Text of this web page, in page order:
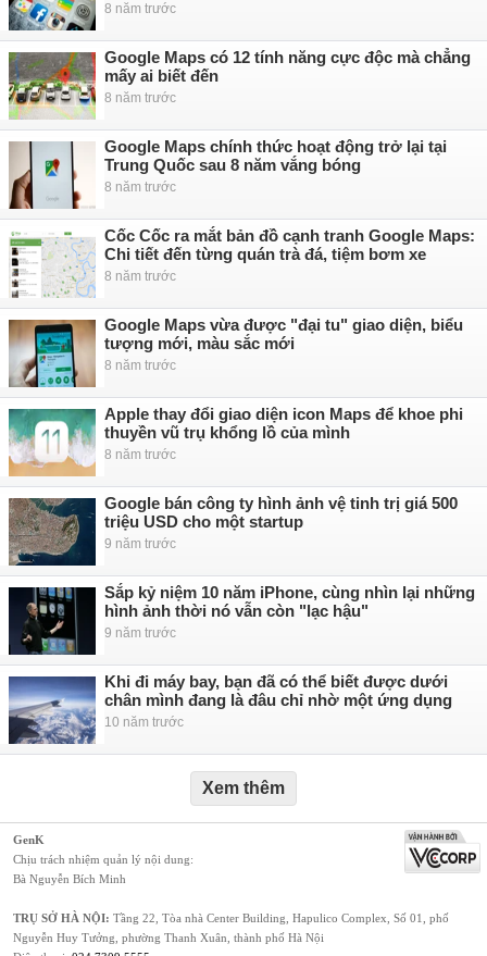
8 năm trước
Google Maps có 12 tính năng cực độc mà chẳng
mấy ai biết đến
8 năm trước
Google Maps chính thức hoạt động trở lại tại
Trung Quốc sau 8 năm vắng bóng
8 năm trước
Cốc Cốc ra mắt bản đồ cạnh tranh Google Maps:
Chi tiết đến từng quán trà đá, tiệm bơm xe
8 năm trước
Google Maps vừa được "đại tu" giao diện, biểu
tượng mới, màu sắc mới
8 năm trước
Apple thay đổi giao diện icon Maps để khoe phi
thuyền vũ trụ khổng lồ của mình
8 năm trước
Google bán công ty hình ảnh vệ tinh trị giá 500
triệu USD cho một startup
9 năm trước
Sắp kỷ niệm 10 năm iPhone, cùng nhìn lại những
hình ảnh thời nó vẫn còn "lạc hậu"
9 năm trước
Khi đi máy bay, bạn đã có thể biết được dưới
chân mình đang là đâu chỉ nhờ một ứng dụng
10 năm trước
Xem thêm
GenK
Chịu trách nhiệm quản lý nội dung:
Bà Nguyễn Bích Minh
TRỤ SỞ HÀ NỘI: Tầng 22, Tòa nhà Center Building, Hapulico Complex, Số 01, phố
Nguyễn Huy Tưởng, phường Thanh Xuân, thành phố Hà Nội